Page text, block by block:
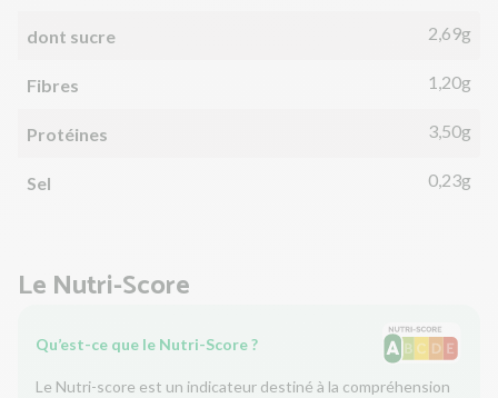
dont sucre 2,69g
Fibres 1,20g
Protéines 3,50g
Sel 0,23g
Le Nutri-Score
Qu’est-ce que le Nutri-Score ?
Le Nutri-score est un indicateur destiné à la compréhension